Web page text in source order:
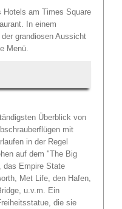
Hotels am Times Square
In einem
grandiosen Aussicht
Menü.
Überblick von
mit
in der Regel
auf dem "The Big
das Empire State
Met Life, den Hafen,
u.v.m. Ein
die sie